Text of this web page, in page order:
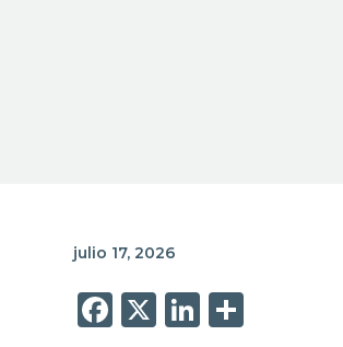
julio 17, 2026
Facebook
X LinkedIn
Share